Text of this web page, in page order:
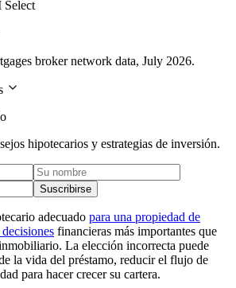
broker network data, July 2026.
hipotecarios y estrategias de inversión.
Suscribirse
adecuado para una propiedad de
financieras más importantes que
La elección incorrecta puede
la vida del préstamo, reducir el flujo de
para hacer crecer su cartera.